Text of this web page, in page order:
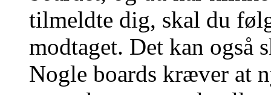
tilmeldte dig, skal du
modtaget. Det kan også
Nogle boards kræver at